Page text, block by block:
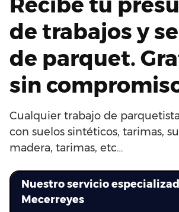
de trabajos y
de parquet.
sin
Cualquier trabajo de
con suelos sintéticos, tarimas,
madera, tarimas, etc…
Nuestro servicio
Mecerreyes